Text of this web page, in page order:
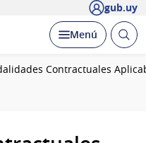
gub.uy
Desplegar
Menú Abrir
Contractuales